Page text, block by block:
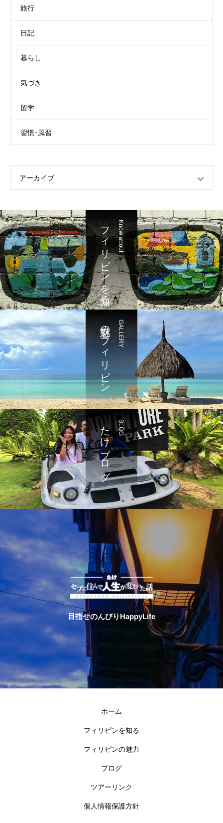
旅行
日記
暮らし
気づき
留学
習慣･風習
アーカイブ
Know about
フィリピンを知る
GALLERY
魅惑のフィリピン
BLOG
たけブログ
目指せのんびりHappyLife
ホーム
フィリピンを知る
フィリピンの魅力
ブログ
ツアーリンク
個人情報保護方針